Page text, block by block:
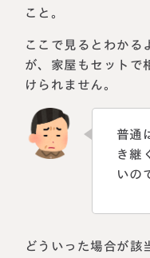
こと。
ここで見るとわかる
が、家屋もセットで
けられません。
普通
き継
いの
どういった場合が該